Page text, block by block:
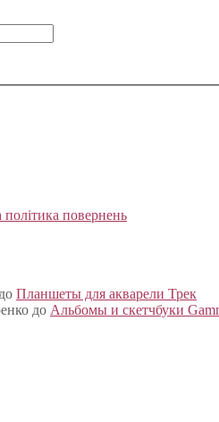
політика повернень
до Планшеты для акварели Трек
до Альбомы и скетчбуки